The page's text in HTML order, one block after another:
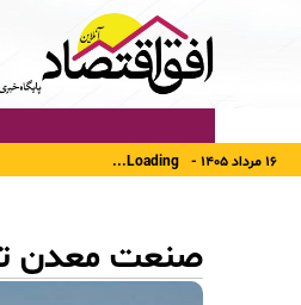
۱۶ مرداد ۱۴۰۵ - Loading...
صنعت معدن